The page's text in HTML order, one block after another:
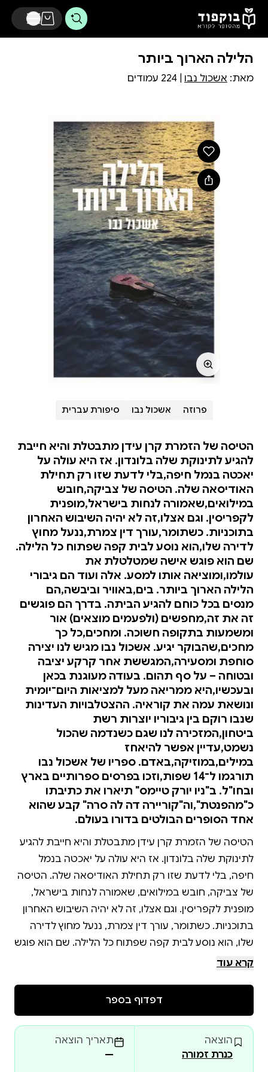
דלג לתוכן הראשי
הלילה הארוך ביותר
מאת: אשכול נבו
פרוזה אשכול נבו סיפורת עברית
הטיסה של הזמרת קרן עידן מתבטלת והיא חייבת
להגיע לתינוקת שלה בלונדון. אז היא עולה על
יאכטה בנמל חיפה,בלי לדעת שזו רק תחילת
האודיסאה שלה. הטיסה של צביקה,חובש
במילואים,שאמורה לנחות בישראל,מופנית
לקפריסין. וגם אצלו,זה לא יהיה השיבוש האחרון
בתוכניות. כשתומר,עורך דין צמרת,ננעל מחוץ
לדירה שלו,הוא נוסע לבית קפה שפתוח כל הלילה.
שם הוא פוגש אישה שמטלטלת את
עולמו,ומוציאה אותו למסע. אלה ועוד הם גיבורי
הלילה הארוך ביותר. בים,באוויר וביבשה,הם
מנסים בכל כוחם להגיע הביתה. בדרך הם פוגשים
זה את זה,מחפשים (ולפעמים מוצאים) אור
ומשמעות בתקופה חשוכה. ומחכים,כל כך
מחכים,שהבוקר יגיע. אשכול נבו מגיש לנו יצירה
סוחפת ומסעירה,המגששת אחר קרקע יציבה
ובטוחה – על סף תהום. בעודה מעוגנת בכאן
ובעכשיו,היא ממריאה מעל למציאות היום־יומית
ונושאת עמה את קוראיה. ההצטלבויות העדינות
שנבו רוקם בין גיבוריו יוצרות רשת
ביטחון,המזכירה לנו שגם כשנדמה שהכול
נשמט,עדיין אפשר להיאחז
במילים,במוזיקה,באדם. ספריו של אשכול נבו
תורגמו ל־14 שפות,וזכו בפרסים ספרותיים בארץ
ובחו"ל. ב"ניו יורק טיימס" תיארו את כתיבתו
כ"מהפנטת",וה"קוריירה דה לה סרה" קבע שהוא
אחד הסופרים הבולטים בדורו בעולם.
הטיסה של הזמרת קרן עידן מתבטלת והיא חייבת להגיע
לתינוקת שלה בלונדון. אז היא עולה על יאכטה בנמל
חיפה, בלי לדעת שזו רק תחילת האודיסאה שלה. הטיסה
של צביקה, חובש במילואים, שאמורה לנחות בישראל,
מופנית לקפריסין. וגם אצלו, זה לא יהיה השיבוש האחרון
בתוכניות. כשתומר, עורך דין צמרת, ננעל מחוץ לדירה
שלו, הוא נוסע לבית קפה שפתוח כל הלילה. שם הוא פוגש
וביבשה, הם מנסים בכל כוחם להגיע הביתה. בדרך הם
פוגשים זה את זה, מחפשים (ולפעמים מוצאים) אור
ומשמעות בתקופה חשוכה. ומחכים, כל כך מחכים,
קרא עוד
דפדוף בספר
הוצאה
כנרת זמורה
תאריך הוצאה
—